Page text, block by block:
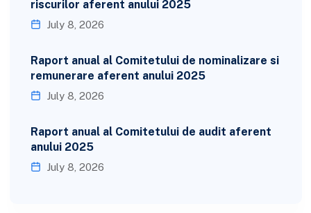
riscurilor aferent anului 2025
July 8, 2026
Raport anual al Comitetului de nominalizare si
remunerare aferent anului 2025
July 8, 2026
Raport anual al Comitetului de audit aferent
anului 2025
July 8, 2026